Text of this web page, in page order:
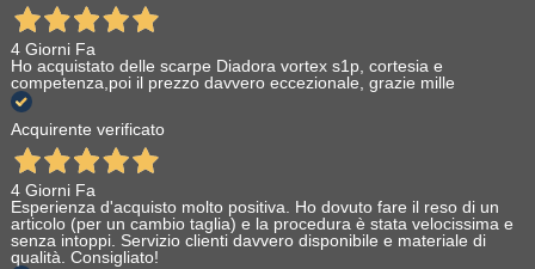
4 Giorni Fa
Ho acquistato delle scarpe Diadora vortex s1p, cortesia e
competenza,poi il prezzo davvero eccezionale, grazie mille
Acquirente verificato
4 Giorni Fa
Esperienza d'acquisto molto positiva. Ho dovuto fare il reso di un
articolo (per un cambio taglia) e la procedura è stata velocissima e
senza intoppi. Servizio clienti davvero disponibile e materiale di
qualità. Consigliato!